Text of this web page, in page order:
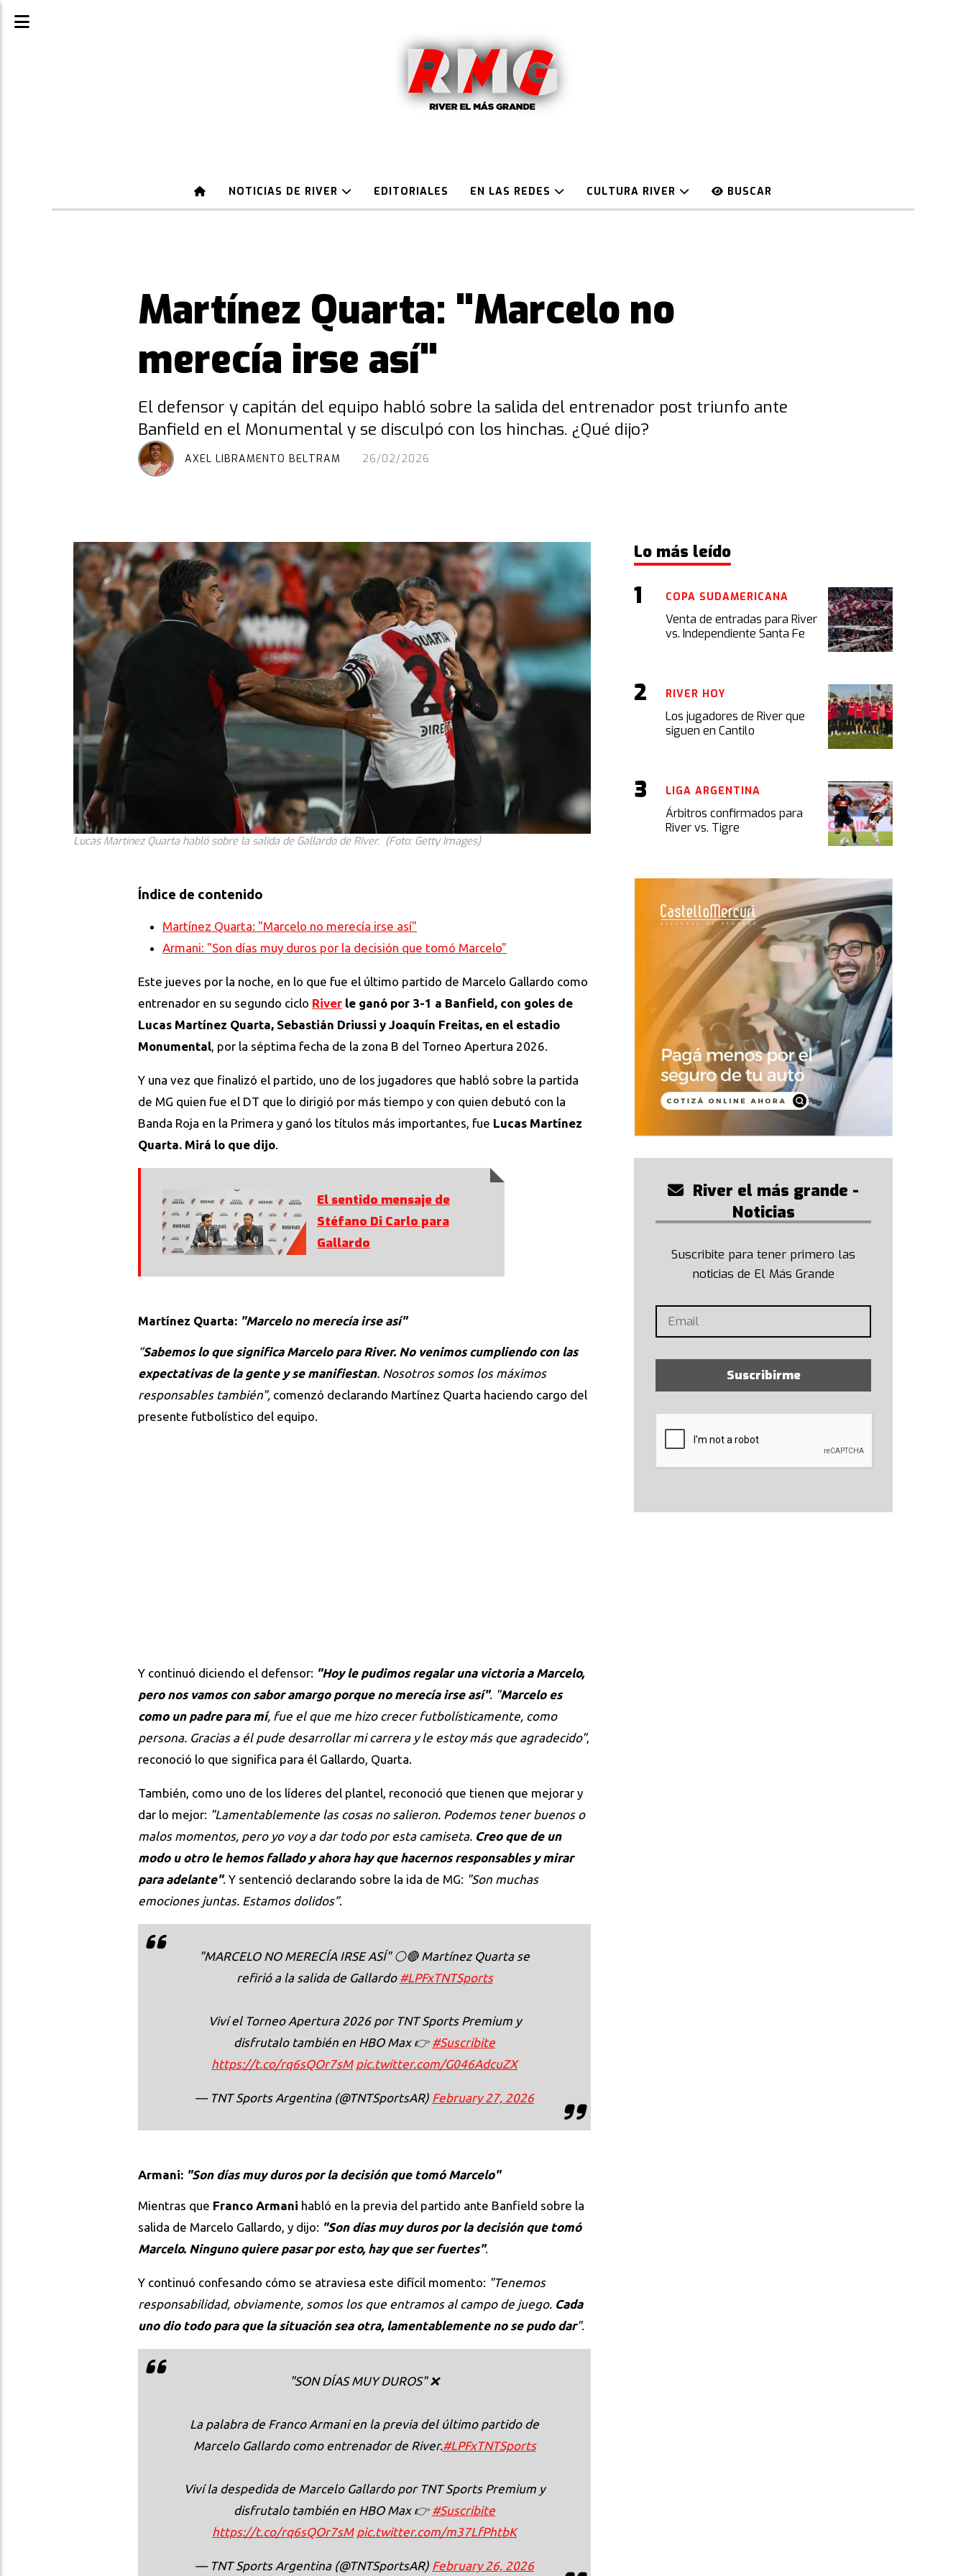
NOTICIAS DE RIVER EDITORIALES EN LAS REDES CULTURA RIVER BUSCAR
Martínez Quarta: "Marcelo no
merecía irse así"
El defensor y capitán del equipo habló sobre la salida del entrenador post triunfo ante
Banfield en el Monumental y se disculpó con los hinchas. ¿Qué dijo?
26/02/2026
AXEL LIBRAMENTO BELTRAM
Lucas Martínez Quarta habló sobre la salida de Gallardo de River. (Foto: Getty Images)
Índice de contenido
Martínez Quarta: "Marcelo no merecía irse así"
Armani: "Son días muy duros por la decisión que tomó Marcelo"
Este jueves por la noche, en lo que fue el último partido de Marcelo Gallardo como
entrenador en su segundo ciclo River le ganó por 3-1 a Banfield, con goles de
Lucas Martínez Quarta, Sebastián Driussi y Joaquín Freitas, en el estadio
Monumental , por la séptima fecha de la zona B del Torneo Apertura 2026.
Y una vez que finalizó el partido, uno de los jugadores que habló sobre la partida
de MG quien fue el DT que lo dirigió por más tiempo y con quien debutó con la
Banda Roja en la Primera y ganó los títulos más importantes, fue Lucas Martínez
Quarta. Mirá lo que dijo
El sentido mensaje de
Stéfano Di Carlo para
Gallardo
Martínez Quarta: "Marcelo no merecía irse así"
“Sabemos lo que significa Marcelo para River. No venimos cumpliendo con las
expectativas de la gente y se manifiestan. Nosotros somos los máximos
responsables también", comenzó declarando Martínez Quarta haciendo cargo del
presente futbolístico del equipo.
Y continuó diciendo el defensor: "Hoy le pudimos regalar una victoria a Marcelo,
pero nos vamos con sabor amargo porque no merecía irse así". "Marcelo es
como un padre para mí, fue el que me hizo crecer futbolísticamente, como
persona. Gracias a él pude desarrollar mi carrera y le estoy más que agradecido",
reconoció lo que significa para él Gallardo, Quarta.
También, como uno de los líderes del plantel, reconoció que tienen que mejorar y
dar lo mejor: "Lamentablemente las cosas no salieron. Podemos tener buenos o
malos momentos, pero yo voy a dar todo por esta camiseta. Creo que de un
modo u otro le hemos fallado y ahora hay que hacernos responsables y mirar
para adelante". Y sentenció declarando sobre la ida de MG: "Son muchas
emociones juntas. Estamos dolidos”.
"MARCELO NO MERECÍA IRSE ASÍ" ⚪🔴 Martínez Quarta se
refirió a la salida de Gallardo #LPFxTNTSports
Viví el Torneo Apertura 2026 por TNT Sports Premium y
disfrutalo también en HBO Max 👉 #Suscribite
https://t.co/rq6sQOr7sM pic.twitter.com/G046AdcuZX
— TNT Sports Argentina (@TNTSportsAR) February 27, 2026
Armani: "Son días muy duros por la decisión que tomó Marcelo"
Mientras que Franco Armani habló en la previa del partido ante Banfield sobre la
salida de Marcelo Gallardo, y dijo: "Son días muy duros por la decisión que tomó
Marcelo. Ninguno quiere pasar por esto, hay que ser fuertes".
Y continuó confesando cómo se atraviesa este difícil momento: "Tenemos
responsabilidad, obviamente, somos los que entramos al campo de juego. Cada
uno dio todo para que la situación sea otra, lamentablemente no se pudo dar".
"SON DÍAS MUY DUROS" ❌
La palabra de Franco Armani en la previa del último partido de
Marcelo Gallardo como entrenador de River.#LPFxTNTSports
Viví la despedida de Marcelo Gallardo por TNT Sports Premium y
disfrutalo también en HBO Max 👉 #Suscribite
https://t.co/rq6sQOr7sM pic.twitter.com/m37LfPhtbK
— TNT Sports Argentina (@TNTSportsAR) February 26, 2026
Lo más leído
Venta de entradas para River
vs. Independiente Santa Fe
COPA SUDAMERICANA
Los jugadores de River que
siguen en Cantilo
RIVER HOY
Árbitros confirmados para
River vs. Tigre
LIGA ARGENTINA
River el más grande -
Noticias
Suscribite para tener primero las
noticias de El Más Grande
Suscribirme